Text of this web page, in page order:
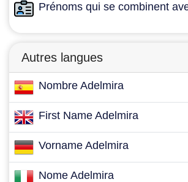
Prénoms qui se combinent
Autres langues
Nombre Adelmira
First Name Adelmira
Vorname Adelmira
Nome Adelmira